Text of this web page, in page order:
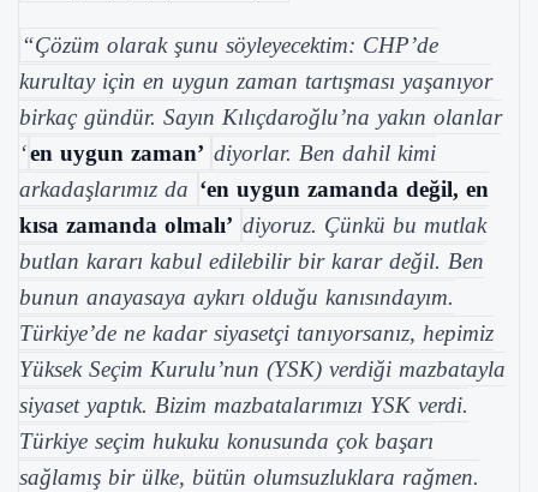
“Çözüm olarak şunu söyleyecektim: CHP’de
kurultay için en uygun zaman tartışması yaşanıyor
birkaç gündür. Sayın Kılıçdaroğlu’na yakın olanlar
‘en uygun zaman’ diyorlar. Ben dahil kimi
arkadaşlarımız da ‘en uygun zamanda değil, en
kısa zamanda olmalı’ diyoruz. Çünkü bu mutlak
butlan kararı kabul edilebilir bir karar değil. Ben
bunun anayasaya aykırı olduğu kanısındayım.
Türkiye’de ne kadar siyasetçi tanıyorsanız, hepimiz
Yüksek Seçim Kurulu’nun (YSK) verdiği mazbatayla
siyaset yaptık. Bizim mazbatalarımızı YSK verdi.
Türkiye seçim hukuku konusunda çok başarı
sağlamış bir ülke, bütün olumsuzluklara rağmen.